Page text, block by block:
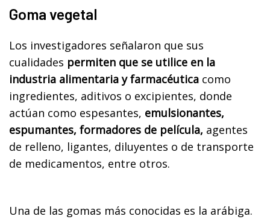
Goma vegetal
Los investigadores señalaron que sus
cualidades permiten que se utilice en la
industria alimentaria y farmacéutica como
ingredientes, aditivos o excipientes, donde
actúan como espesantes, emulsionantes,
espumantes, formadores de película, agentes
de relleno, ligantes, diluyentes o de transporte
de medicamentos, entre otros.
Una de las gomas más conocidas es la arábiga.